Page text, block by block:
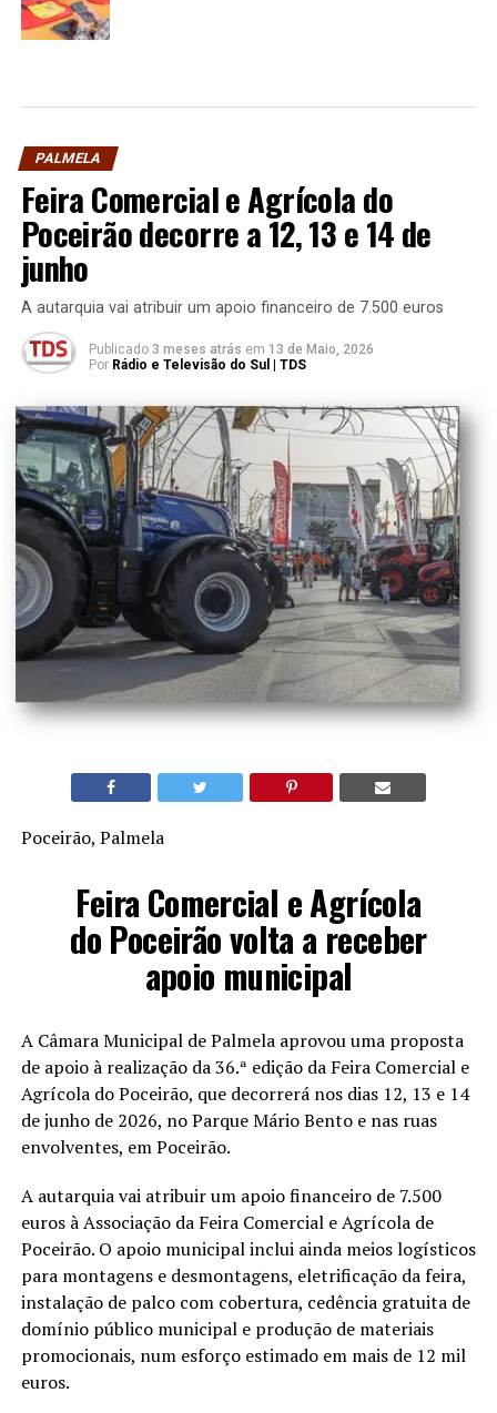
PALMELA
Feira Comercial e Agrícola do
Poceirão decorre a 12, 13 e 14 de
junho
A autarquia vai atribuir um apoio financeiro de 7.500 euros
Publicado 3 meses atrás em 13 de Maio, 2026
Por Rádio e Televisão do Sul | TDS
Poceirão, Palmela
Feira Comercial e Agrícola
do Poceirão volta a receber
apoio municipal
A Câmara Municipal de Palmela aprovou uma proposta
de apoio à realização da 36.ª edição da Feira Comercial e
Agrícola do Poceirão, que decorrerá nos dias 12, 13 e 14
de junho de 2026, no Parque Mário Bento e nas ruas
envolventes, em Poceirão.
A autarquia vai atribuir um apoio financeiro de 7.500
euros à Associação da Feira Comercial e Agrícola de
Poceirão. O apoio municipal inclui ainda meios logísticos
para montagens e desmontagens, eletrificação da feira,
instalação de palco com cobertura, cedência gratuita de
domínio público municipal e produção de materiais
promocionais, num esforço estimado em mais de 12 mil
euros.